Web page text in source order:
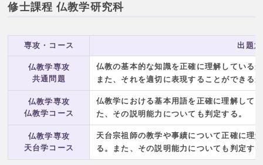
修士課程 仏教学研究科
専攻・コース 出題
仏教学専攻
共通問題
仏教の基本的な知識を正確に理解している
また、それを適切に表現することができる
仏教学専攻
仏教学コース
仏教学における基本用語を正確に理解して
た、その説明能力についても判定する。
仏教学専攻
天台学コース
天台宗祖師の教学や事績について正確に理
る。また、その説明能力についても判定す